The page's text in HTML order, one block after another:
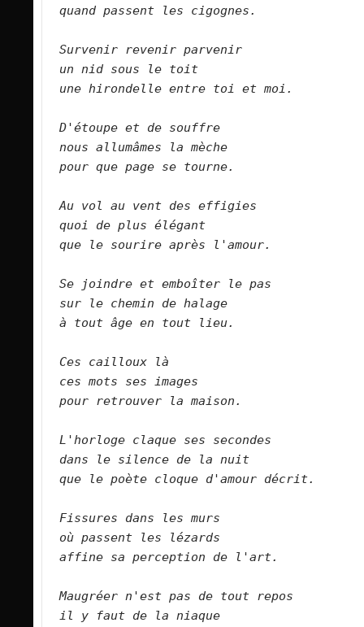
quand passent les cigognes.
Survenir revenir parvenir
un nid sous le toit
une hirondelle entre toi et moi.
D'étoupe et de souffre
nous allumâmes la mèche
pour que page se tourne.
Au vol au vent des effigies
quoi de plus élégant
que le sourire après l'amour.
Se joindre et emboîter le pas
sur le chemin de halage
à tout âge en tout lieu.
Ces cailloux là
ces mots ses images
pour retrouver la maison.
L'horloge claque ses secondes
dans le silence de la nuit
que le poète cloque d'amour
Fissures dans les murs
où passent les lézards
affine sa perception de l'art.
Maugréer n'est pas de tout repos
il y faut de la niaque